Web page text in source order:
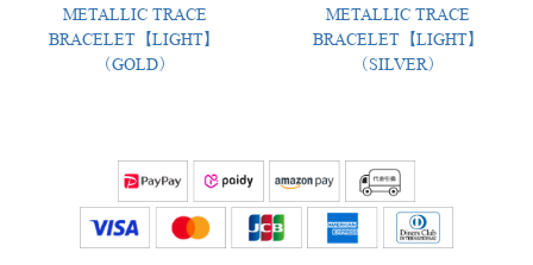
METALLIC TRACE
BRACELET【LIGHT】
（GOLD）
METALLIC TRACE
BRACELET【LIGHT】
（SILVER）